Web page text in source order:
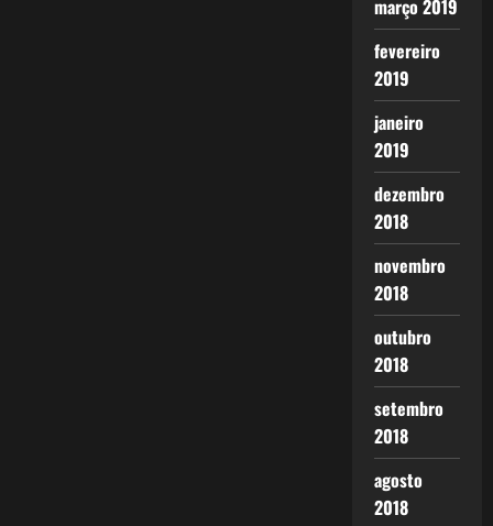
março 2019
fevereiro
2019
janeiro
2019
dezembro
2018
novembro
2018
outubro
2018
setembro
2018
agosto
2018